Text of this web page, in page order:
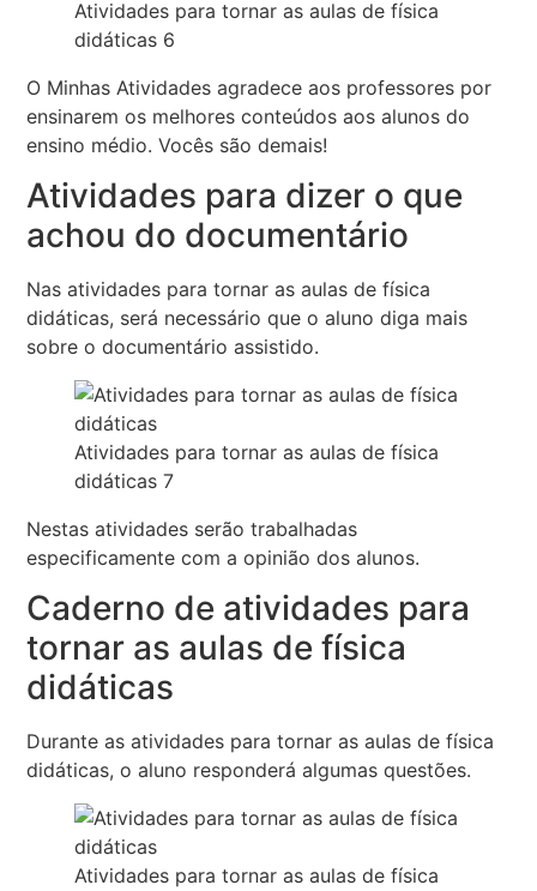
Atividades para tornar as aulas de física
didáticas 6
O Minhas Atividades agradece aos professores por
ensinarem os melhores conteúdos aos alunos do
ensino médio. Vocês são demais!
Atividades para dizer o que
achou do documentário
Nas atividades para tornar as aulas de física
didáticas, será necessário que o aluno diga mais
sobre o documentário assistido.
Atividades para tornar as aulas de física
didáticas 7
Nestas atividades serão trabalhadas
especificamente com a opinião dos alunos.
Caderno de atividades para
tornar as aulas de física
didáticas
Durante as atividades para tornar as aulas de física
didáticas, o aluno responderá algumas questões.
Atividades para tornar as aulas de física